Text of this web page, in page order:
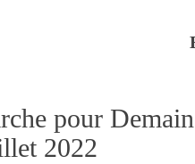
pour
2022